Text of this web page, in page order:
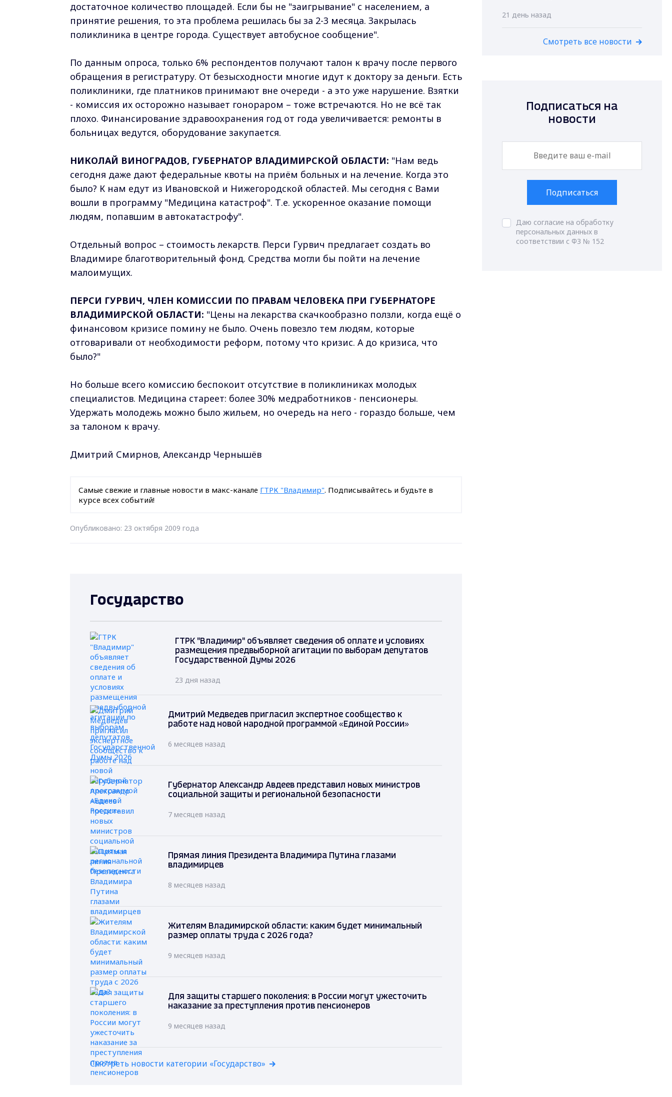
достаточное количество площадей. Если бы не "заигрывание" с населением, а
принятие решения, то эта проблема решилась бы за 2-3 месяца. Закрылась
поликлиника в центре города. Существует автобусное сообщение".
По данным опроса, только 6% респондентов получают талон к врачу после первого
обращения в регистратуру. От безысходности многие идут к доктору за деньги. Есть
поликлиники, где платников принимают вне очереди - а это уже нарушение. Взятки
- комиссия их осторожно называет гонораром – тоже встречаются. Но не всё так
плохо. Финансирование здравоохранения год от года увеличивается: ремонты в
больницах ведутся, оборудование закупается.
НИКОЛАЙ ВИНОГРАДОВ, ГУБЕРНАТОР ВЛАДИМИРСКОЙ ОБЛАСТИ: "Нам ведь
сегодня даже дают федеральные квоты на приём больных и на лечение. Когда это
было? К нам едут из Ивановской и Нижегородской областей. Мы сегодня с Вами
вошли в программу "Медицина катастроф". Т.е. ускоренное оказание помощи
людям, попавшим в автокатастрофу".
Отдельный вопрос – стоимость лекарств. Перси Гурвич предлагает создать во
Владимире благотворительный фонд. Средства могли бы пойти на лечение
малоимущих.
ПЕРСИ ГУРВИЧ, ЧЛЕН КОМИССИИ ПО ПРАВАМ ЧЕЛОВЕКА ПРИ ГУБЕРНАТОРЕ
ВЛАДИМИРСКОЙ ОБЛАСТИ: "Цены на лекарства скачкообразно ползли, когда ещё о
финансовом кризисе помину не было. Очень повезло тем людям, которые
отговаривали от необходимости реформ, потому что кризис. А до кризиса, что
было?"
Но больше всего комиссию беспокоит отсутствие в поликлиниках молодых
специалистов. Медицина стареет: более 30% медработников - пенсионеры.
Удержать молодежь можно было жильем, но очередь на него - гораздо больше, чем
за талоном к врачу.
Дмитрий Смирнов, Александр Чернышёв
Самые свежие и главные новости в макс-канале ГТРК "Владимир". Подписывайтесь и будьте в
курсе всех событий!
Опубликовано: 23 октября 2009 года
Государство
ГТРК "Владимир" объявляет сведения об оплате и условиях
размещения предвыборной агитации по выборам депутатов
Государственной Думы 2026
23 дня назад
Дмитрий Медведев пригласил экспертное сообщество к
работе над новой народной программой «Единой России»
6 месяцев назад
Губернатор Александр Авдеев представил новых министров
социальной защиты и региональной безопасности
7 месяцев назад
Прямая линия Президента Владимира Путина глазами
владимирцев
8 месяцев назад
Жителям Владимирской области: каким будет минимальный
размер оплаты труда с 2026 года?
9 месяцев назад
Для защиты старшего поколения: в России могут ужесточить
наказание за преступления против пенсионеров
9 месяцев назад
Смотреть новости категории «Государство»
21 день назад
Смотреть все новости
Подписаться на
новости
Подписаться
Даю согласие на обработку
персональных данных в
соответствии с ФЗ № 152